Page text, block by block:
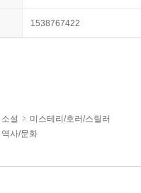
1538767422
소설
미스테리/호러/스릴러
역사/문화